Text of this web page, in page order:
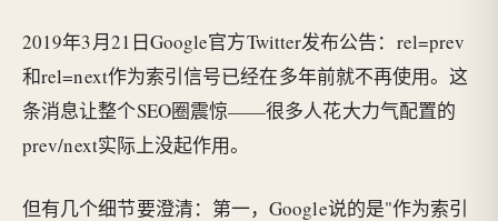
2019年3月21日Google官方Twitter发布公告：rel=prev
和rel=next作为索引信号已经在多年前就不再使用。这
条消息让整个SEO圈震惊——很多人花大力气配置的
prev/next实际上没起作用。
但有几个细节要澄清：第一，Google说的是"作为索引